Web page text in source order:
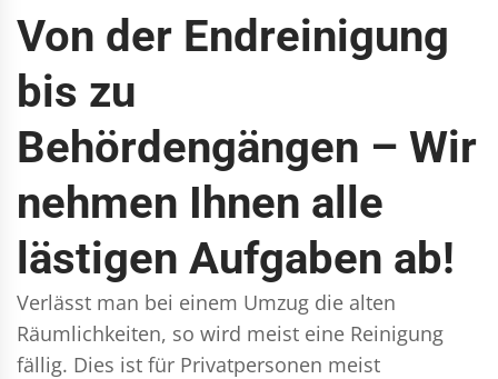
Von der Endreinigung
bis zu
Behördengängen – Wir
nehmen Ihnen alle
lästigen Aufgaben ab!
Verlässt man bei einem Umzug die alten
Räumlichkeiten, so wird meist eine Reinigung
fällig. Dies ist für Privatpersonen meist